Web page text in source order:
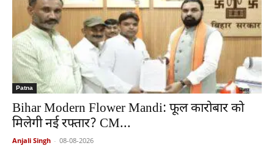
Patna
Bihar Modern Flower Mandi: फूल कारोबार को
मिलेगी नई रफ्तार? CM...
Anjali Singh - 08-08-2026